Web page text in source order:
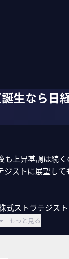
生なら日
上昇基調は続
ストに展望して
式ストラテジスト
もっと見る